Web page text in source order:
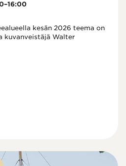
kesän 2026 teema on
kuvanveistäjä Walter